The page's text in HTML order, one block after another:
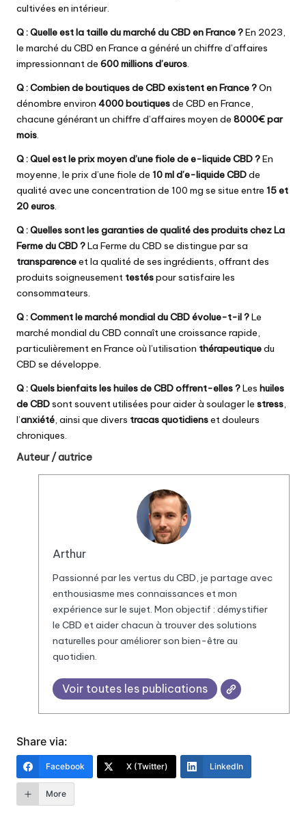
cultivées en intérieur.
Q : Quelle est la taille du marché du CBD en France ?En 2023,
le marché du CBD en France a généré un chiffre d’affaires
impressionnant de 600 millions d’euros.
Q : Combien de boutiques de CBD existent en France ?On
dénombre environ 4000 boutiquesde CBD en France,
chacune générant un chiffre d’affaires moyen de 8000€ par
mois.
Q : Quel est le prix moyen d’une fiole de e-liquide CBD ?En
moyenne, le prix d’une fiole de 10 ml d’e-liquide CBDde
qualité avec une concentration de 100 mg se situe entre 15 et
20 euros.
Q : Quelles sont les garanties de qualité des produits chez La
Ferme du CBD ?La Ferme du CBD se distingue par sa
transparenceet la qualité de ses ingrédients, offrant des
produits soigneusement testéspour satisfaire les
consommateurs.
Q : Comment le marché mondial du CBD évolue-t-il ?Le
marché mondial du CBD connaît une croissance rapide,
particulièrement en France où l’utilisation thérapeutiquedu
CBD se développe.
Q : Quels bienfaits les huiles de CBD offrent-elles ?Les huiles
de CBDsont souvent utilisées pour aider à soulager le stress,
l’anxiété, ainsi que divers tracas quotidienset douleurs
chroniques.
Auteur / autrice
Arthur
Passionné par les vertus duCBD , je partage avec
enthousiasme mes connaissances et mon
expérience sur le sujet. Mon objectif : démystifier
le CBD et aider chacun à trouver des solutions
naturelles pour améliorer son bien-être au
quotidien.
Voir toutes les publications
Share via:
Facebook X (Twitter) LinkedIn
More